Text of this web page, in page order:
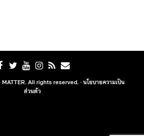
All rights reserved. ·นโยบายความเป็น
ส่วนตัว